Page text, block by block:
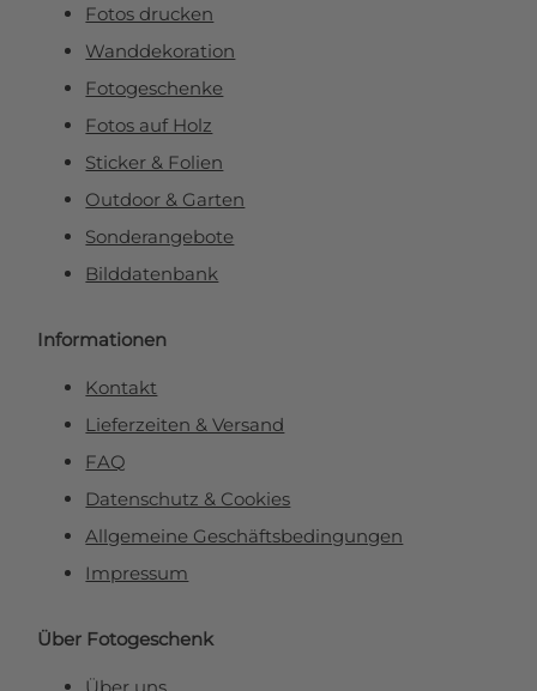
Fotos drucken
Wanddekoration
Fotogeschenke
Fotos auf Holz
Sticker & Folien
Outdoor & Garten
Sonderangebote
Bilddatenbank
Informationen
Kontakt
Lieferzeiten & Versand
FAQ
Datenschutz & Cookies
Allgemeine Geschäftsbedingungen
Impressum
Über Fotogeschenk